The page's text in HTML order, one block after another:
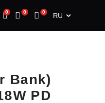
0 0 0 RU
Bank)
PD